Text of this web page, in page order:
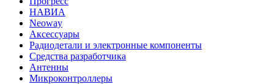
НАВИА
Neoway
Аксессуары
Радиодетали и электронные компоненты
Средства разработчика
Антенны
Микроконтроллеры